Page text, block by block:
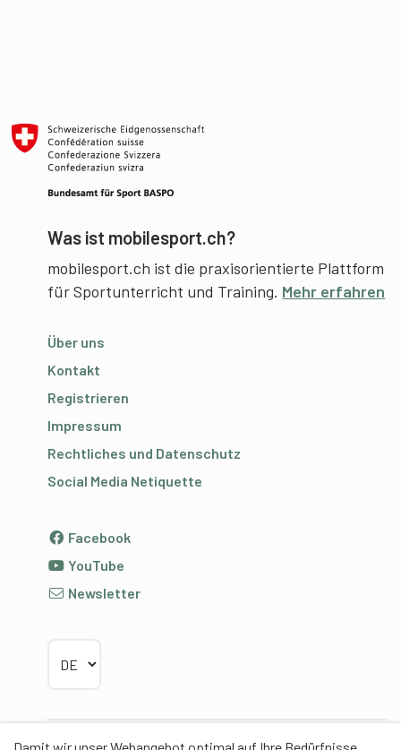
Was ist mobilesport.ch?
mobilesport.ch ist die praxisorientierte Plattform
für Sportunterricht und Training. Mehr erfahren
Über uns
Kontakt
Registrieren
Impressum
Rechtliches und Datenschutz
Social Media Netiquette
Facebook
YouTube
Newsletter